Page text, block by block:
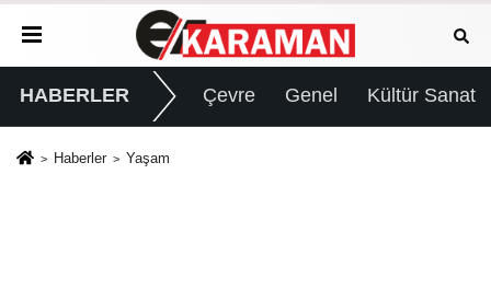
HABERLER Çevre Genel Kültür Sanat
Haberler Yaşam